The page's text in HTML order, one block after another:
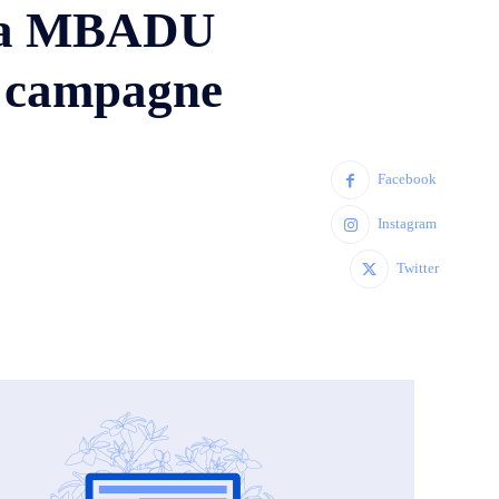
MBADU
Facebook
Instagram
Twitter